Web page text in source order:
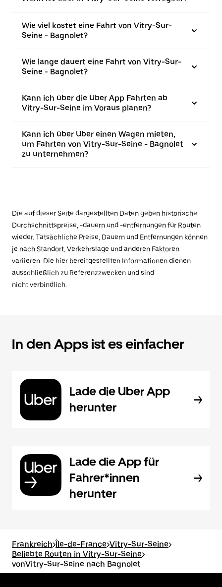
Wie viel kostet eine Fahrt von Vitry-Sur-
Seine - Bagnolet?
Wie lange dauert eine Fahrt von Vitry-Sur-
Seine - Bagnolet?
Kann ich über die Uber App Fahrten ab
Vitry-Sur-Seine im Voraus planen?
Kann ich über Uber einen Wagen mieten,
um Fahrten von Vitry-Sur-Seine - Bagnolet
zu unternehmen?
Die auf dieser Seite dargestellten Daten geben historische
Durchschnittspreise, -dauern und -entfernungen für Routen
wieder. Tatsächliche Preise, Dauern und Entfernungen können
je nach Standort, Verkehrslage und anderen Faktoren
variieren. Die hier bereitgestellten Informationen dienen
ausschließlich zu Referenzzwecken und sind
nicht verbindlich.
In den Apps ist es einfacher
Lade die Uber App
herunter
Lade die App für
Fahrer*innen
herunter
Frankreich>Île-de-France>Vitry-Sur-Seine>
Beliebte Routen in Vitry-Sur-Seine>
vonVitry-Sur-Seine nach Bagnolet